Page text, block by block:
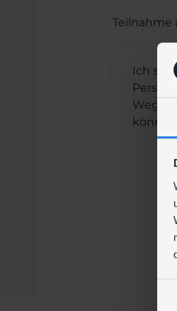
Ich
Wegen
können.